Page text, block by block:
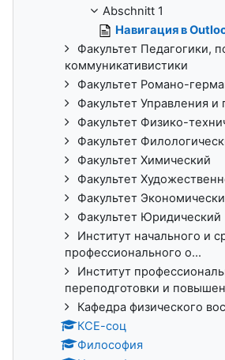
Abschnitt 1
Навигация в
Факультет Педагогики,
коммуникативистики
Факультет Романо-
Факультет Управления и
Факультет Физико-
Факультет
Факультет Химический
Факультет
Факультет
Факультет Юридический
Институт начального и
профессионального о...
Институт
переподготовки и
Кафедра физического
КСЕ-соц
Философия